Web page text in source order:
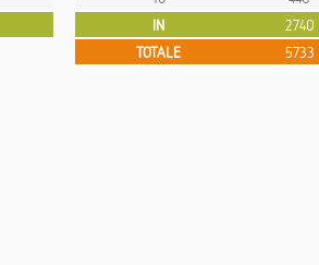
IN
2740
TOTALE
5733